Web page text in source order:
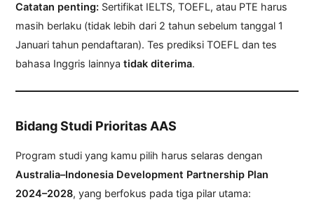
Catatan penting: Sertifikat IELTS, TOEFL, atau PTE harus
masih berlaku (tidak lebih dari 2 tahun sebelum tanggal 1
Januari tahun pendaftaran). Tes prediksi TOEFL dan tes
bahasa Inggris lainnyatidak diterima.
Bidang Studi Prioritas AAS
Program studi yang kamu pilih harus selaras dengan
Australia–Indonesia Development Partnership Plan
2024–2028, yang berfokus pada tiga pilar utama: